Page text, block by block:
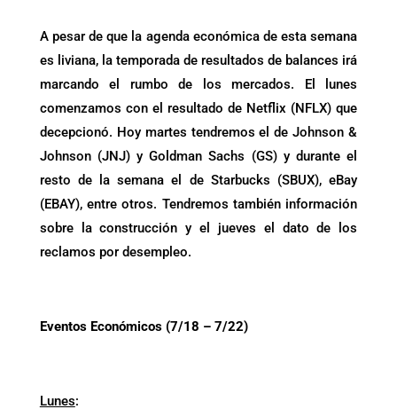
A pesar de que la agenda económica de esta semana
es liviana, la temporada de resultados de balances irá
marcando el rumbo de los mercados. El lunes
comenzamos con el resultado de Netflix (NFLX) que
decepcionó. Hoy martes tendremos el de Johnson &
Johnson (JNJ) y Goldman Sachs (GS) y durante el
resto de la semana el de Starbucks (SBUX), eBay
(EBAY), entre otros. Tendremos también información
sobre la construcción y el jueves el dato de los
reclamos por desempleo.
Eventos Económicos (7/18 – 7/22)
Lunes: